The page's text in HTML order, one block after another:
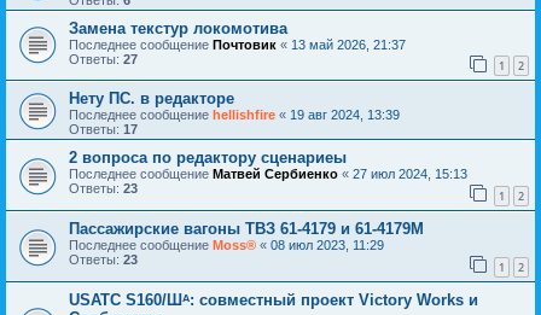
Замена текстур локомотива
Последнее сообщение Почтовик « 13 май 2026, 21:37
Ответы: 27 1 2
Нету ПС. в редакторе
Последнее сообщение hellishfire « 19 авг 2024, 13:39
Ответы: 17
2 вопроса по редактору сценариеы
Последнее сообщение Матвей Сербиенко « 27 июл 2024, 15:13
Ответы: 23 1 2
Пассажирские вагоны ТВЗ 61-4179 и 61-4179М
Последнее сообщение Moss® « 08 июл 2023, 11:29
Ответы: 23 1 2
USATC S160/Шᴬ: совместный проект Victory Works и